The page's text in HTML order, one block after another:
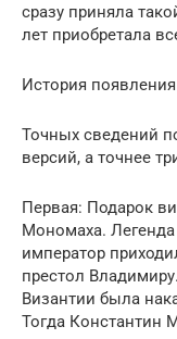
сразу приняла
лет приобретала
История
Точных сведений
версий, а точнее
Первая: Подарок
Мономаха. Легенда
император
престол
Византии была
Тогда Константин